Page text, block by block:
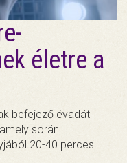
életre a
befejező évadát
során
20-40 perces…